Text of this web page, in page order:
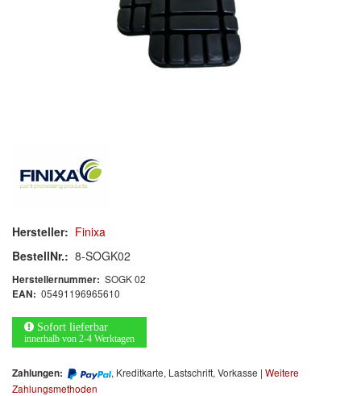
Arbeitsbekleidung
Mischfarben
Informationsmaterial
MARKEN
Colad
(9)
COLOR-EXPERT
Hersteller: Finixa
BestellNr.: 8-SOGK02
Herstellernummer: SOGK 02
EAN: 05491196965610
Sofort lieferbar
innerhalb von 2-4 Werktagen
Zahlungen: , Kreditkarte, Lastschrift, Vorkasse | Weitere
Zahlungsmethoden